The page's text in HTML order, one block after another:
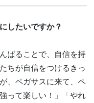
したいですか？
ばることで、自信を持
ちが自信をつけるきっ
、ペガサスに来て、ペ
って楽しい！」「やれ